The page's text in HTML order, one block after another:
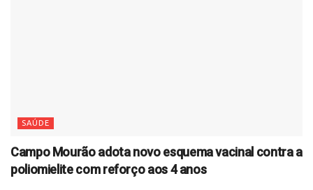
SAÚDE
Campo Mourão adota novo esquema vacinal contra a
poliomielite com reforço aos 4 anos